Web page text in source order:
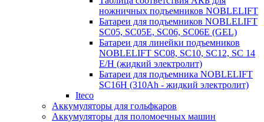
ножничных подъемников NOBLELIFT
Батареи для подъемников NOBLELIFT
SC05, SC05E, SC06, SC06E (GEL)
Батареи для линейки подъемников
NOBLELIFT SC08, SC10, SC12, SC 14
E/H (жидкий электролит)
Батареи для подъемника NOBLELIFT
SC16H (310Ah - жидкий электролит)
Iteco
Аккумуляторы для гольфкаров
Аккумуляторы для поломоечных машин